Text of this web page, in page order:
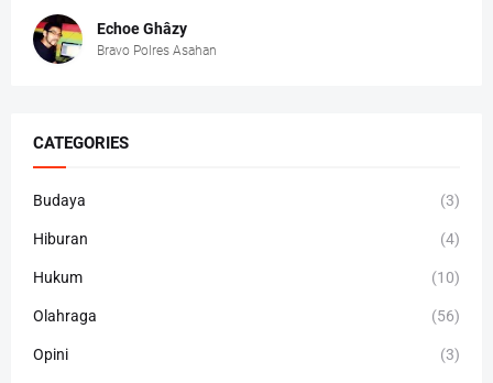
Echoe Ghâzy
Bravo Polres Asahan
CATEGORIES
Budaya (3)
Hiburan (4)
Hukum (10)
Olahraga (56)
Opini (3)